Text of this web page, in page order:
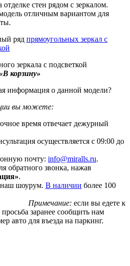
стен рядом с зеркалом.
отличным вариантом для
ряд прямоугольных зеркал с
зеркала с подсветкой
корзину»
информация о данной модели?
вы можете:
время отвечает дежурный
осуществляется с 09:00 до
почту: info@miralls.ru.
обратного звонка, нажав
.
шоурум. В наличии более 100
зеркал.
Примечание: если вы едете к
заранее сообщить нам
авто для въезда на паркинг.